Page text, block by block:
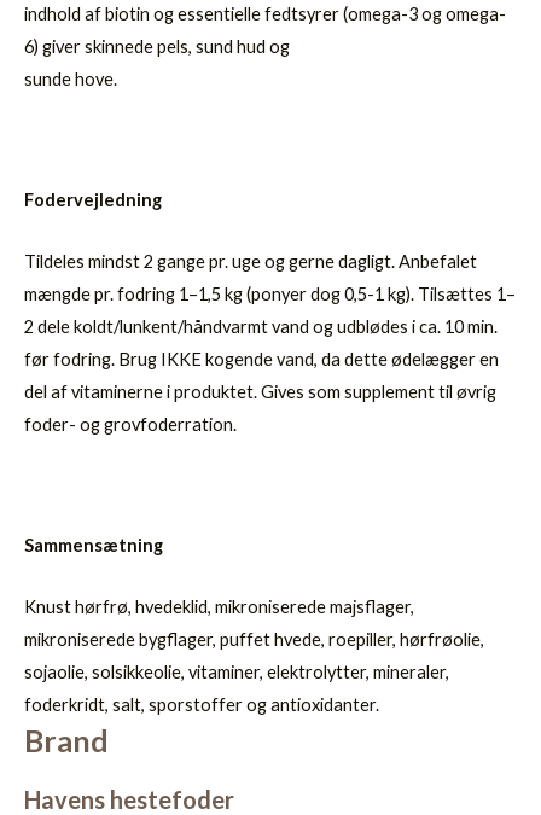
indhold af biotin og essentielle fedtsyrer (omega-3 og omega-
6) giver skinnede pels, sund hud og
sunde hove.
Fodervejledning
Tildeles mindst 2 gange pr. uge og gerne dagligt. Anbefalet
mængde pr. fodring 1–1,5 kg (ponyer dog 0,5-1 kg). Tilsættes 1–
2 dele koldt/lunkent/håndvarmt vand og udblødes i ca. 10 min.
før fodring. Brug IKKE kogende vand, da dette ødelægger en
del af vitaminerne i produktet. Gives som supplement til øvrig
foder- og grovfoderration.
Sammensætning
Knust hørfrø, hvedeklid, mikroniserede majsflager,
mikroniserede bygflager, puffet hvede, roepiller, hørfrøolie,
sojaolie, solsikkeolie, vitaminer, elektrolytter, mineraler,
foderkridt, salt, sporstoffer og antioxidanter.
Brand
Havens hestefoder